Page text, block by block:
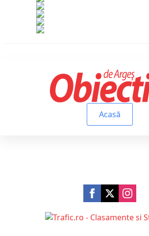
Acasă